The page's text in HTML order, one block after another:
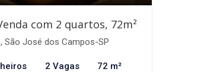
com 2 quartos, 72m²
São José dos Campos-SP
2 Vagas 72 m²